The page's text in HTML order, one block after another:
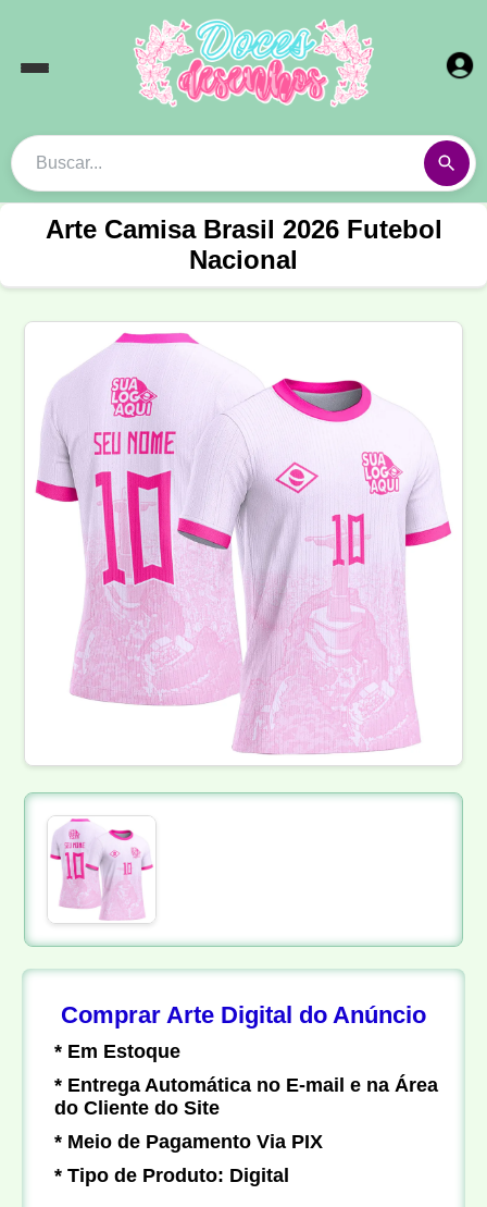
Arte Camisa Brasil 2026 Futebol
Nacional
Comprar Arte Digital do Anúncio
* Em Estoque
* Entrega Automática no E-mail e na Área
do Cliente do Site
* Meio de Pagamento Via PIX
* Tipo de Produto: Digital